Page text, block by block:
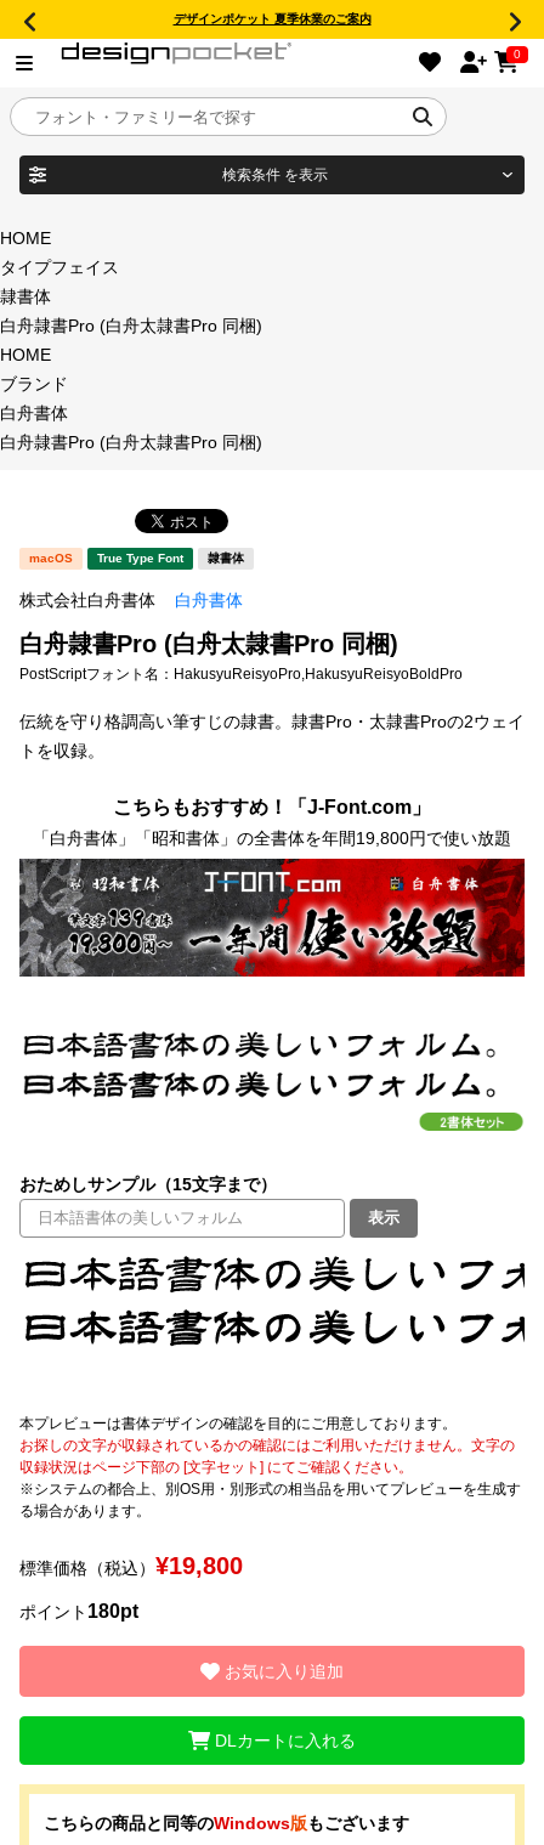
デザインポケット 夏季休業のご案内
0
目的別フォントガイド
特集
年間ライセンス商品
新着一覧
カート
マイページ
ご利用ガイド
よくあるご質問
検索条件 を表示
商品名
フォント形式
タイプフェイス
明朝体
宋朝体 清朝体
教科書体 行書体
江戸文字 デザイン毛筆
すべてを表示
太さ・ウェイト
セット or 単体
〜
HOME
タイプフェイス
隷書体
白舟隷書Pro (白舟太隷書Pro 同梱)
HOME
ブランド
白舟書体
白舟隷書Pro (白舟太隷書Pro 同梱)
macOS True Type Font 隷書体
株式会社白舟書体 白舟書体
白舟隷書Pro (白舟太隷書Pro 同梱)
PostScriptフォント名： HakusyuReisyoPro,HakusyuReisyoBoldPro
伝統を守り格調高い筆すじの隷書。隷書Pro・太隷書Proの2ウェイ
トを収録。
こちらもおすすめ！「J-Font.com」
「白舟書体」「昭和書体」の全書体を年間19,800円で使い放題
おためしサンプル（15文字まで）
表示
本プレビューは書体デザインの確認を目的にご用意しております。
お探しの文字が収録されているかの確認にはご利用いただけません。文字の
収録状況はページ下部の [文字セット] にてご確認ください。
※システムの都合上、別OS用・別形式の相当品を用いてプレビューを生成す
る場合があります。
標準価格（税込） ¥19,800
ポイント 180pt
お気に入り追加
DLカートに入れる
こちらの商品と同等のWindows版もございます